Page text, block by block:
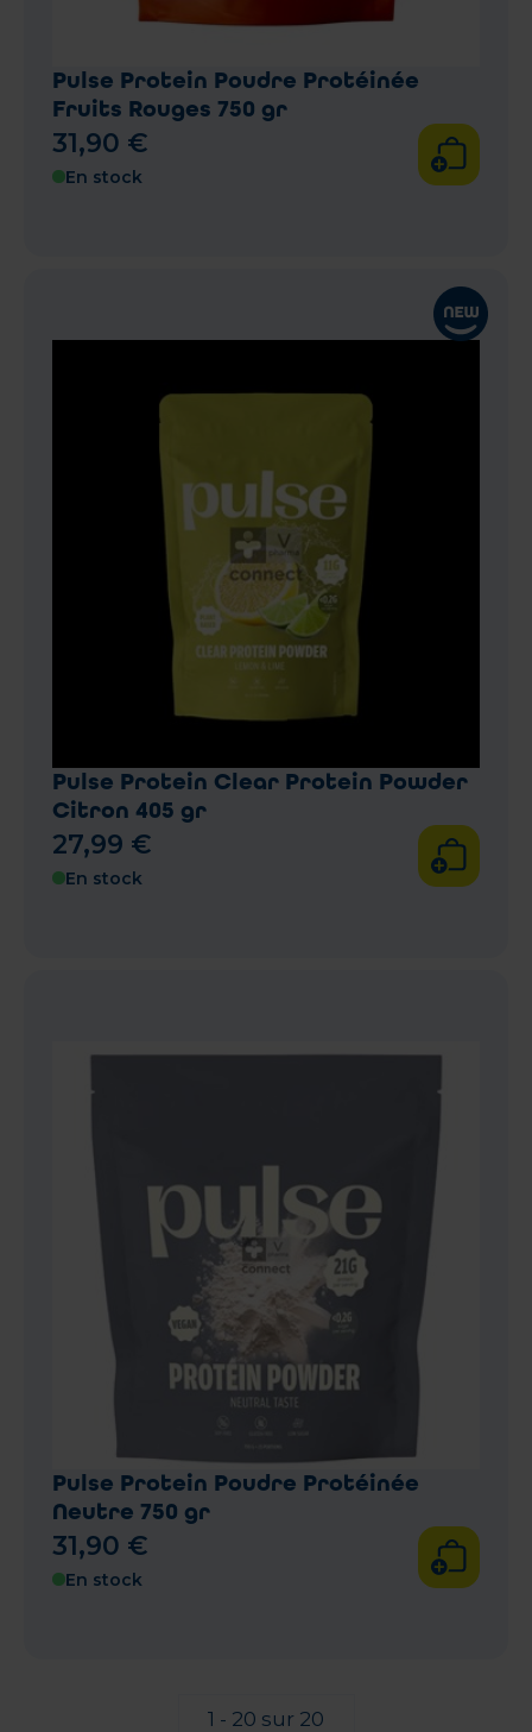
Pulse Protein Poudre Protéinée
Fruits Rouges 750 gr
31,90 €
En stock
Pulse Protein Clear Protein Powder
Citron 405 gr
27,99 €
En stock
Pulse Protein Poudre Protéinée
Neutre 750 gr
31,90 €
En stock
1 - 20 sur 20